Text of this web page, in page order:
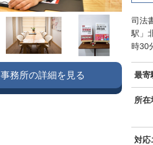
司法
駅」
時30
最寄
所在
対応
事務所の詳細を見る